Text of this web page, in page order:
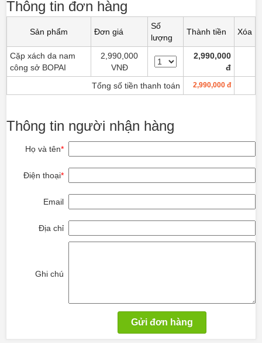
Thông tin đơn hàng
Sản phẩm Đơn giá
Số
lượng
Thành tiền Xóa
Cặp xách da nam
công sở BOPAI
2,990,000
VNĐ
2,990,000
đ
Tổng số tiền thanh toán
2,990,000 đ
Thông tin người nhận hàng
Họ và tên*
Điện thoại*
Email
Địa chỉ
Ghi chú